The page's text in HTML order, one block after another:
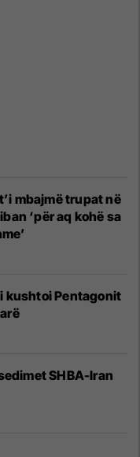
mbajmë trupat në
‘për aq kohë sa
kushtoi Pentagonit
SHBA-Iran